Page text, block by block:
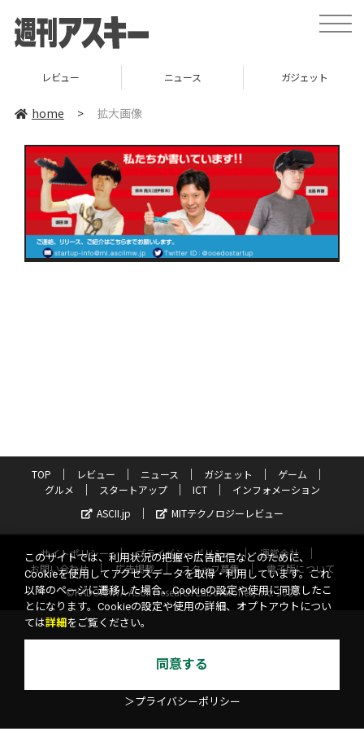
toggle
レビュー ニュース ガジェット
home > 拡大画像
TOP レビュー ニュース ガジェット
ゲーム
グルメ
スタートアップ ICT
インフォメーション
ASCII.jp
MITテクノロジーレビュー
サイトポリシー プライバシーポリシー
運営会社
お問い合わせ
広告掲載 スタッフ募集
電子版について
©KADOKAWA ASCII Research Laboratories, Inc. 2026
このサイトでは、利用状況の把握や広告配信などのために、
Cookieを使用してアクセスデータを取得・利用しています。これ
以降のページに遷移した場合、Cookieの設定や使用に同意したこ
とになります。Cookieの設定や使用の詳細、オプトアウトについ
ては詳細 をご覧ください。
同意する
＞プライバシーポリシー